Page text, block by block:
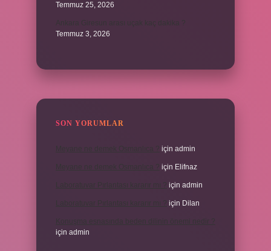
Temmuz 25, 2026
Temmuz 3, 2026
SON YORUMLAR
için admin
için Elifnaz
için admin
için Dilan
için admin